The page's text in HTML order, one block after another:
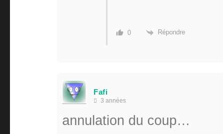
0 Répondre
Fafi
3 années
annulation du coup…